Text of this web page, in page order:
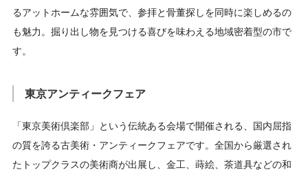
るアットホームな雰囲気で、参拝と骨董探しを同時に楽しめるの
も魅力。掘り出し物を見つける喜びを味わえる地域密着型の市で
す。
東京アンティークフェア
「東京美術倶楽部」という伝統ある会場で開催される、国内屈指
の質を誇る古美術・アンティークフェアです。全国から厳選され
たトップクラスの美術商が出展し、金工、蒔絵、茶道具などの和